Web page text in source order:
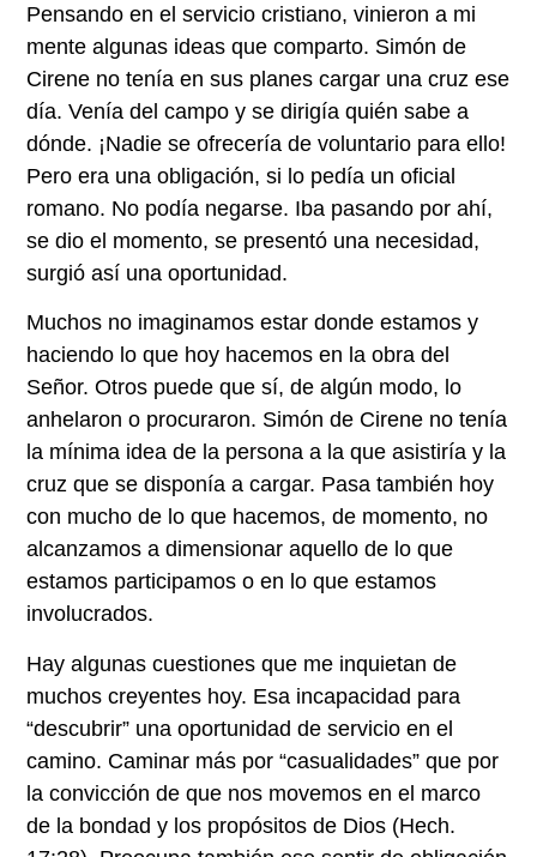
Pensando en el servicio cristiano, vinieron a mi
mente algunas ideas que comparto. Simón de
Cirene no tenía en sus planes cargar una cruz ese
día. Venía del campo y se dirigía quién sabe a
dónde. ¡Nadie se ofrecería de voluntario para ello!
Pero era una obligación, si lo pedía un oficial
romano. No podía negarse. Iba pasando por ahí,
se dio el momento, se presentó una necesidad,
surgió así una oportunidad.
Muchos no imaginamos estar donde estamos y
haciendo lo que hoy hacemos en la obra del
Señor. Otros puede que sí, de algún modo, lo
anhelaron o procuraron. Simón de Cirene no tenía
la mínima idea de la persona a la que asistiría y la
cruz que se disponía a cargar. Pasa también hoy
con mucho de lo que hacemos, de momento, no
alcanzamos a dimensionar aquello de lo que
estamos participamos o en lo que estamos
involucrados.
Hay algunas cuestiones que me inquietan de
muchos creyentes hoy. Esa incapacidad para
“descubrir” una oportunidad de servicio en el
camino. Caminar más por “casualidades” que por
la convicción de que nos movemos en el marco
de la bondad y los propósitos de Dios (Hech.